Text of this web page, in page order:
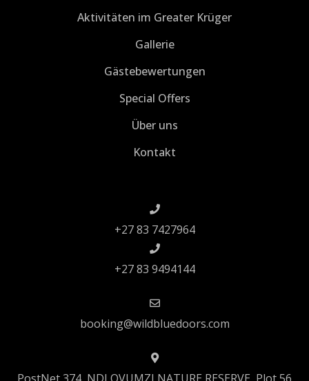
Aktivitäten im Greater Krüger
Gallerie
Gästebewertungen
Special Offers
Über uns
Kontakt
+27 83 7427964
+27 83 9494144
booking@wildbluedoors.com